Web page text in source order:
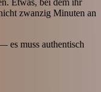
Etwas, bei dem ihr
zwanzig Minuten an
es muss authentisch